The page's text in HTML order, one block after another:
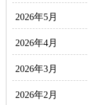
2026年5月
2026年4月
2026年3月
2026年2月